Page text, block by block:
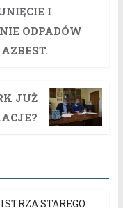
I
ODPADÓW
JUŻ
STAREGO